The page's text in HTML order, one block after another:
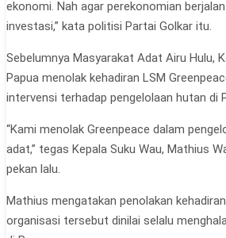
ekonomi. Nah agar perekonomian
investasi,” kata politisi Partai Golkar itu.
Sebelumnya Masyarakat Adat Airu Hulu,
Papua menolak kehadiran LSM
intervensi terhadap pengelolaan hutan di
“Kami menolak Greenpeace dalam
adat,” tegas Kepala Suku Wau, Mathius
pekan lalu.
Mathius mengatakan penolakan
organisasi tersebut dinilai selalu